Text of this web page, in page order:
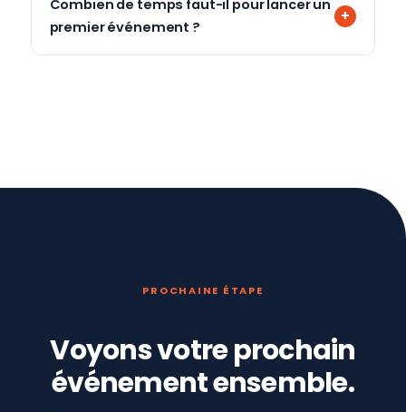
Combien de temps faut-il pour lancer un
premier événement ?
PROCHAINE ÉTAPE
Voyons votre prochain
événement ensemble.